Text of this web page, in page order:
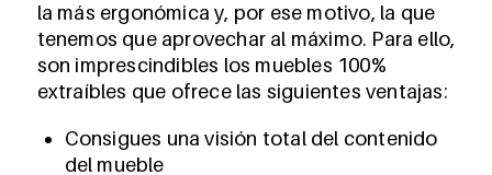
la más ergonómica y, por ese motivo, la que
tenemos que aprovechar al máximo. Para ello,
son imprescindibles los muebles 100%
extraíbles que ofrece las siguientes ventajas:
Consigues una visión total del contenido
del mueble